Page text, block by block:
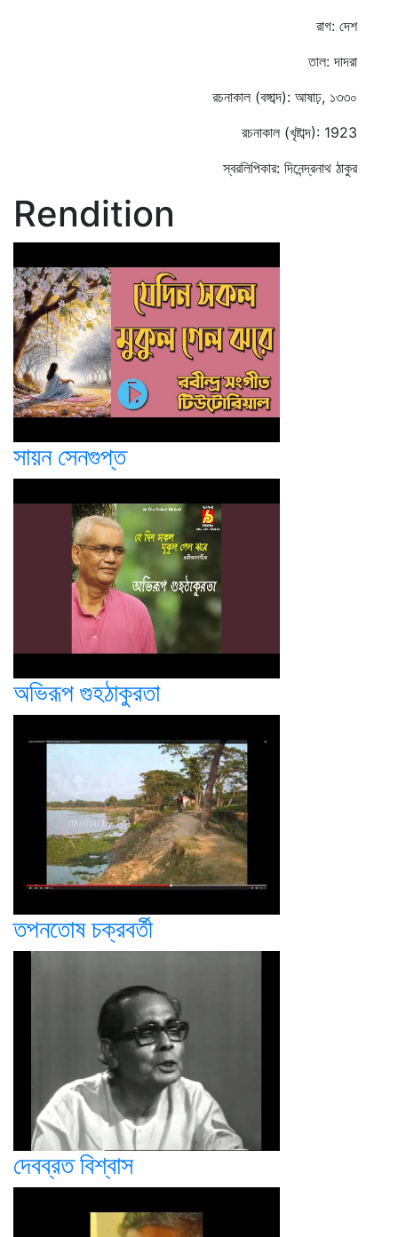
রাগ: দেশ
তাল: দাদরা
রচনাকাল (বঙ্গাব্দ): আষাঢ়, ১৩৩০
রচনাকাল (খৃষ্টাব্দ): 1923
স্বরলিপিকার: দিনেন্দ্রনাথ ঠাকুর
Rendition
সায়ন সেনগুপ্ত
অভিরূপ গুহঠাকুরতা
তপনতোষ চক্রবর্তী
দেবব্রত বিশ্বাস